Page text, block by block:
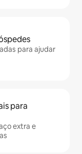
para ajudar
para
extra e